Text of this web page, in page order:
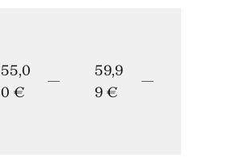
55,0
0 €
—
59,9
9 €
—